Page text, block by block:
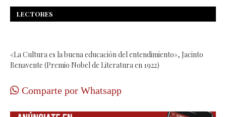
LECTORES
«La Cultura es la buena educación del entendimiento», Jacinto
Benavente (Premio Nobel de Literatura en 1922)
Comparte por Whatsapp